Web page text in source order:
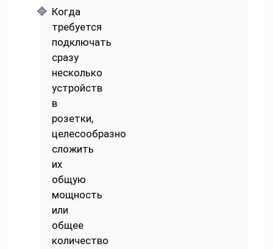
Когда
требуется
подключать
сразу
несколько
устройств
в
розетки,
целесообразно
сложить
их
общую
мощность
или
общее
количество